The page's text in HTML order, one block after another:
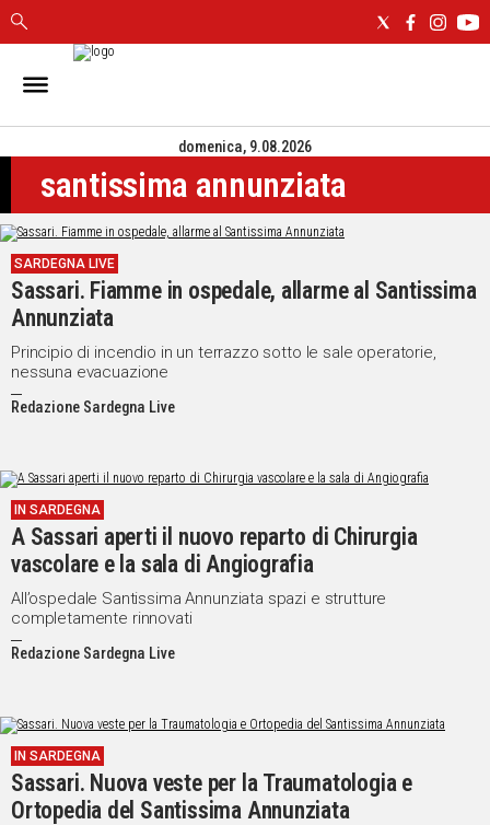
IN
CAGLIARI
SASSARI
NUORO
ORISTANO
SULCIS
GALLURA
OGLIASTRA
MEDIO
CAMPIDANO
POLITICA
IN
ITALIA
NEL
MONDO
SPORT
EVENTI
VIDEO
Vai
domenica, 9.08.2026
santissima annunziata
SARDEGNA LIVE
Sassari. Fiamme in ospedale, allarme al Santissima
Annunziata
Principio di incendio in un terrazzo sotto le sale operatorie,
nessuna evacuazione
Redazione Sardegna Live
IN SARDEGNA
A Sassari aperti il nuovo reparto di Chirurgia
vascolare e la sala di Angiografia
All’ospedale Santissima Annunziata spazi e strutture
completamente rinnovati
Redazione Sardegna Live
IN SARDEGNA
Sassari. Nuova veste per la Traumatologia e
Ortopedia del Santissima Annunziata